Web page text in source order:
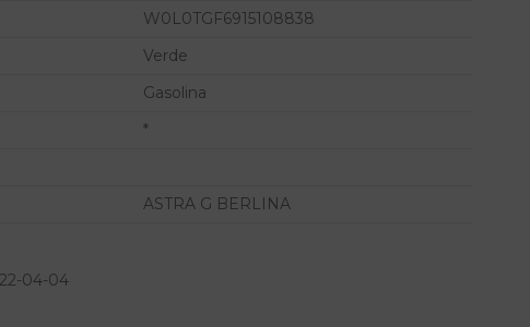
W0L0TGF6915108838
Verde
Gasolina
*
ASTRA G BERLINA
04-04